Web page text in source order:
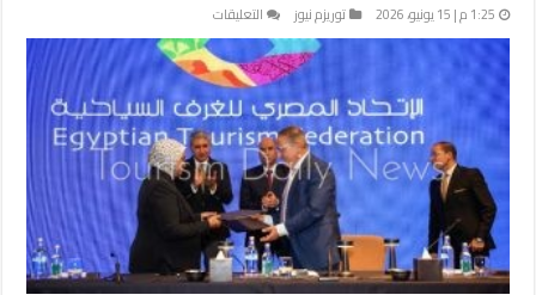
1:25 م | 15 يونيو، 2026 توريزم نيوز التعليقات
ترحيب
سياحي
كبير
بمبادرة
تيسير
تراخيص
عمل
الأجانب
بالمنشآت
السياحية
مغلقة